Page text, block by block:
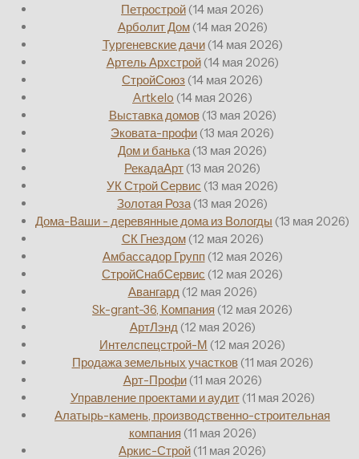
Петрострой (14 мая 2026)
Арболит Дом (14 мая 2026)
Тургеневские дачи (14 мая 2026)
Артель Архстрой (14 мая 2026)
СтройСоюз (14 мая 2026)
Artkelo (14 мая 2026)
Выставка домов (13 мая 2026)
Эковата-профи (13 мая 2026)
Дом и банька (13 мая 2026)
РекадаАрт (13 мая 2026)
УК Строй Сервис (13 мая 2026)
Золотая Роза (13 мая 2026)
Дома-Ваши - деревянные дома из Вологды (13 мая 2026)
СК Гнездом (12 мая 2026)
Амбассадор Групп (12 мая 2026)
СтройСнабСервис (12 мая 2026)
Авангард (12 мая 2026)
Sk-grant-36, Компания (12 мая 2026)
АртЛэнд (12 мая 2026)
Интелспецстрой-М (12 мая 2026)
Продажа земельных участков (11 мая 2026)
Арт-Профи (11 мая 2026)
Управление проектами и аудит (11 мая 2026)
Алатырь-камень, производственно-строительная
компания (11 мая 2026)
Аркис-Строй (11 мая 2026)